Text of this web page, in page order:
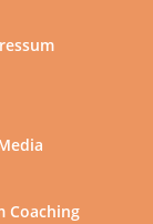
Coaching